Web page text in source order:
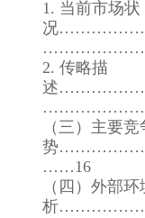
1. 当前市场状
况
2. 传略描
述
（三）主要
势
……16
（四）外部环
析